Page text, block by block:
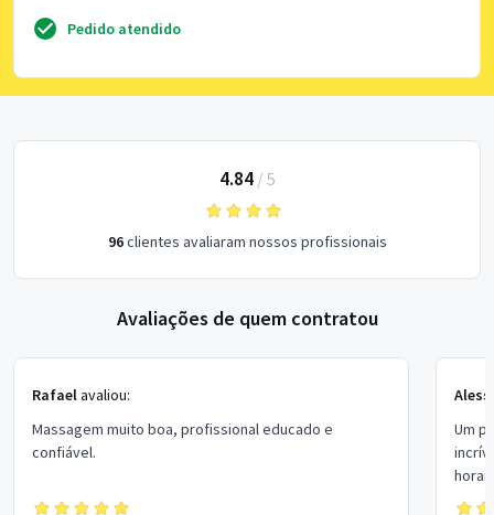
Pedido atendido
4.84/ 5
96clientes avaliaram nossos profissionais
Avaliações de quem contratou
Rafaelavaliou:
Massagem muito boa, profissional educado e
confiável.
Um